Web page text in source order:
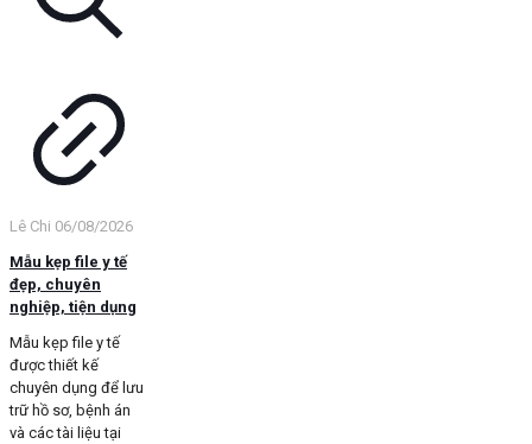
Lê Chi 06/08/2026
Mẫu kẹp file y tế
đẹp, chuyên
nghiệp, tiện dụng
Mẫu kẹp file y tế
được thiết kế
chuyên dụng để lưu
trữ hồ sơ, bệnh án
và các tài liệu tại